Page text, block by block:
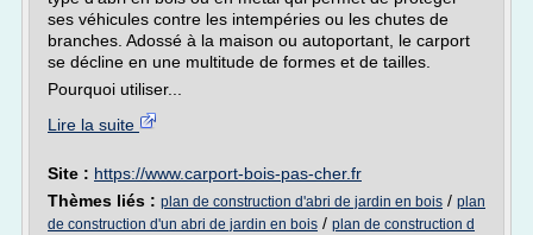
ses véhicules contre les intempéries ou les chutes de
branches. Adossé à la maison ou autoportant, le carport
se décline en une multitude de formes et de tailles.
Pourquoi utiliser...
Lire la suite
Site : https://www.carport-bois-pas-cher.fr
Thèmes liés : plan de construction d'abri de jardin en bois / plan
de construction d'un abri de jardin en bois / plan de construction d